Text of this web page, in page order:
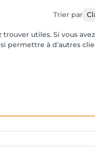
Trier par
utiles. Si vous
permettre à d'autres